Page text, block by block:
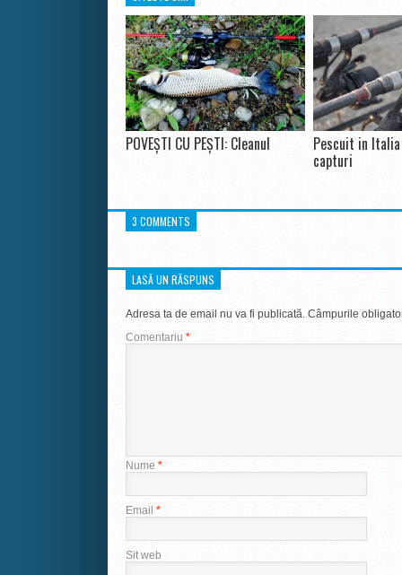
POVEŞTI CU PEŞTI: Cleanul Pescuit in
capturi
3 COMMENTS
LASĂ UN RĂSPUNS
Adresa ta de email nu va fi publicată. Câmpurile
Comentariu *
Nume *
Email *
Sit web